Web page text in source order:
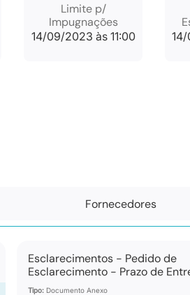
Limite p/
Impugnações
14/09/2023 às 11:00
Fornecedores
Esclarecimentos - Pedido de
Esclarecimento - Prazo de
Tipo:Documento Anexo